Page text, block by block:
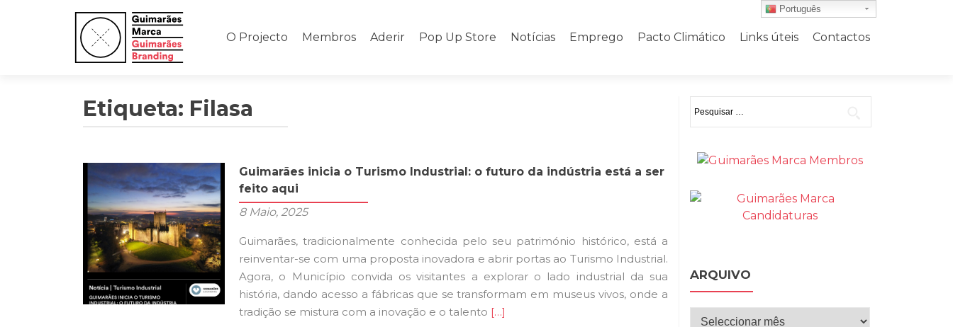
o
O Projecto Membros Aderir Pop Up Store Notícias Emprego Pacto Climático Links úteis Contactos
Etiqueta: Filasa
Guimarães inicia o Turismo Industrial: o futuro da indústria está a ser
feito aqui
8 Maio, 2025
Guimarães, tradicionalmente conhecida pelo seu património histórico, está a
reinventar-se com uma proposta inovadora e abrir portas ao Turismo Industrial.
Agora, o Município convida os visitantes a explorar o lado industrial da sua
história, dando acesso a fábricas que se transformam em museus vivos, onde a
tradição se mistura com a inovação e o talento Ler
[…]
por:
ARQUIVO
Arquivo
Português